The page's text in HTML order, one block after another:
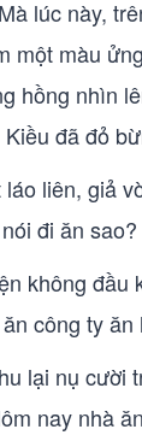
lúc này,
một màu
hồng nhìn
đã đỏ
liên, giả
đi ăn
không đầu
công ty ăn
lại nụ cười
nay nhà